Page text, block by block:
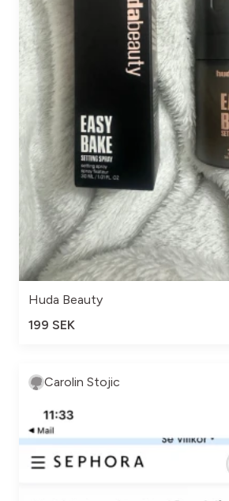
Huda Beauty
199 SEK
Carolin Stojic